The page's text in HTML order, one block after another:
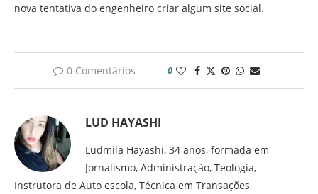
nova tentativa do engenheiro criar algum site social.
0 Comentários 0
LUD HAYASHI
Ludmila Hayashi, 34 anos, formada em
Jornalismo, Administração, Teologia,
Instrutora de Auto escola, Técnica em Transações